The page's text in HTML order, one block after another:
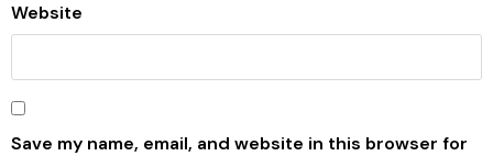
Website
Save my name, email, and website in this browser for